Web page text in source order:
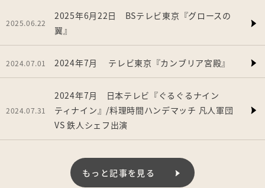
2025.06.22
2025年6月22日 BSテレビ東京『グロースの
翼』
2024.07.01 2024年7月 テレビ東京『カンブリア宮殿』
2024.07.31
2024年7月 日本テレビ『ぐるぐるナイン
ティナイン』/料理時間ハンデマッチ 凡人軍団
VS 鉄人シェフ出演
もっと記事を見る